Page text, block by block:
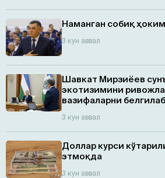
Наманган собиқ
3 кун аввал
Шавкат Мирзиёев
экотизимини
вазифаларни
3 кун аввал
Доллар курси
этмоқда
3 кун аввал